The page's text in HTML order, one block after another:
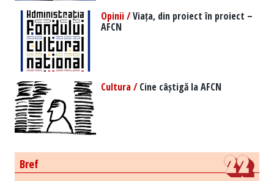
Opinii /Viața, din proiect în proiect –
AFCN
Cultura /Cine câștigă la AFCN
Bref